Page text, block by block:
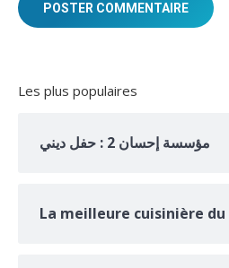
POSTER COMMENTAIRE
Les plus populaires
مؤسسة إحسان 2 : حفل ديني
La meilleure cuisinière